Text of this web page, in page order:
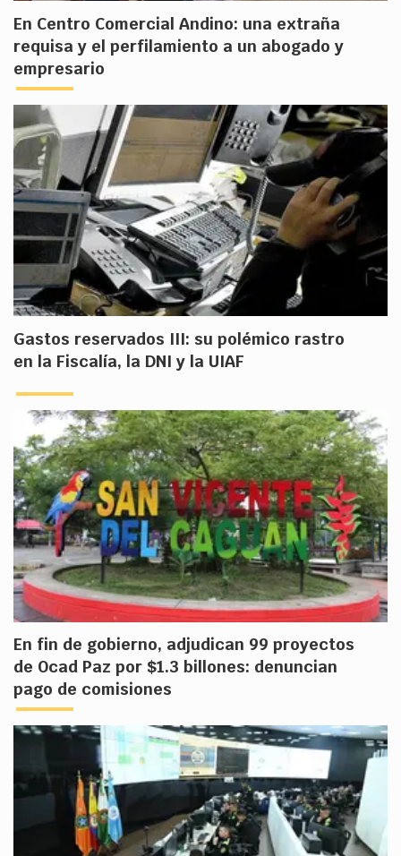
En Centro Comercial Andino: una extraña
requisa y el perfilamiento a un abogado y
empresario
Gastos reservados III: su polémico rastro
en la Fiscalía, la DNI y la UIAF
En fin de gobierno, adjudican 99 proyectos
de Ocad Paz por $1.3 billones: denuncian
pago de comisiones